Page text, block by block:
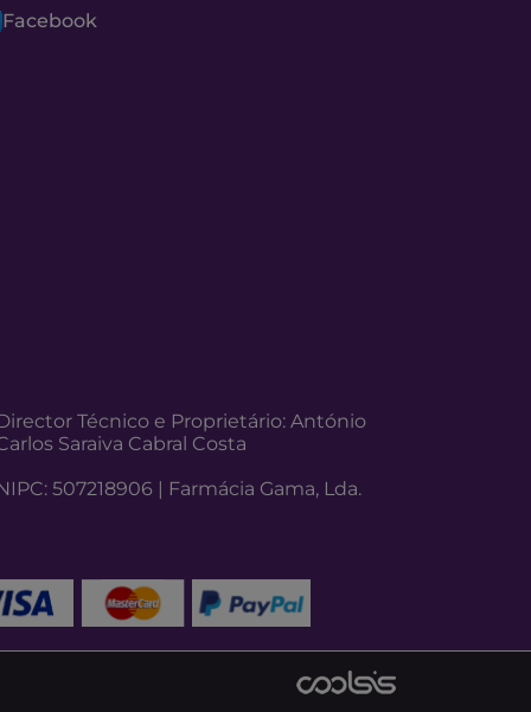
Facebook
Técnico e Proprietário: António
Saraiva Cabral Costa
507218906 | Farmácia Gama, Lda.